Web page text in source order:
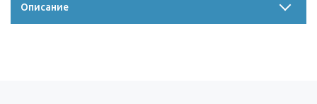
Описание